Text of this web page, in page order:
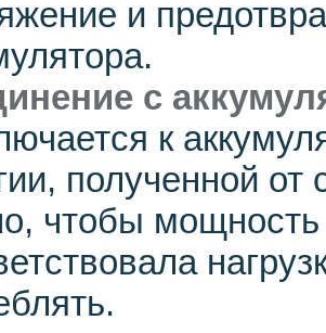
и
с
к
полученной
чтобы мощность